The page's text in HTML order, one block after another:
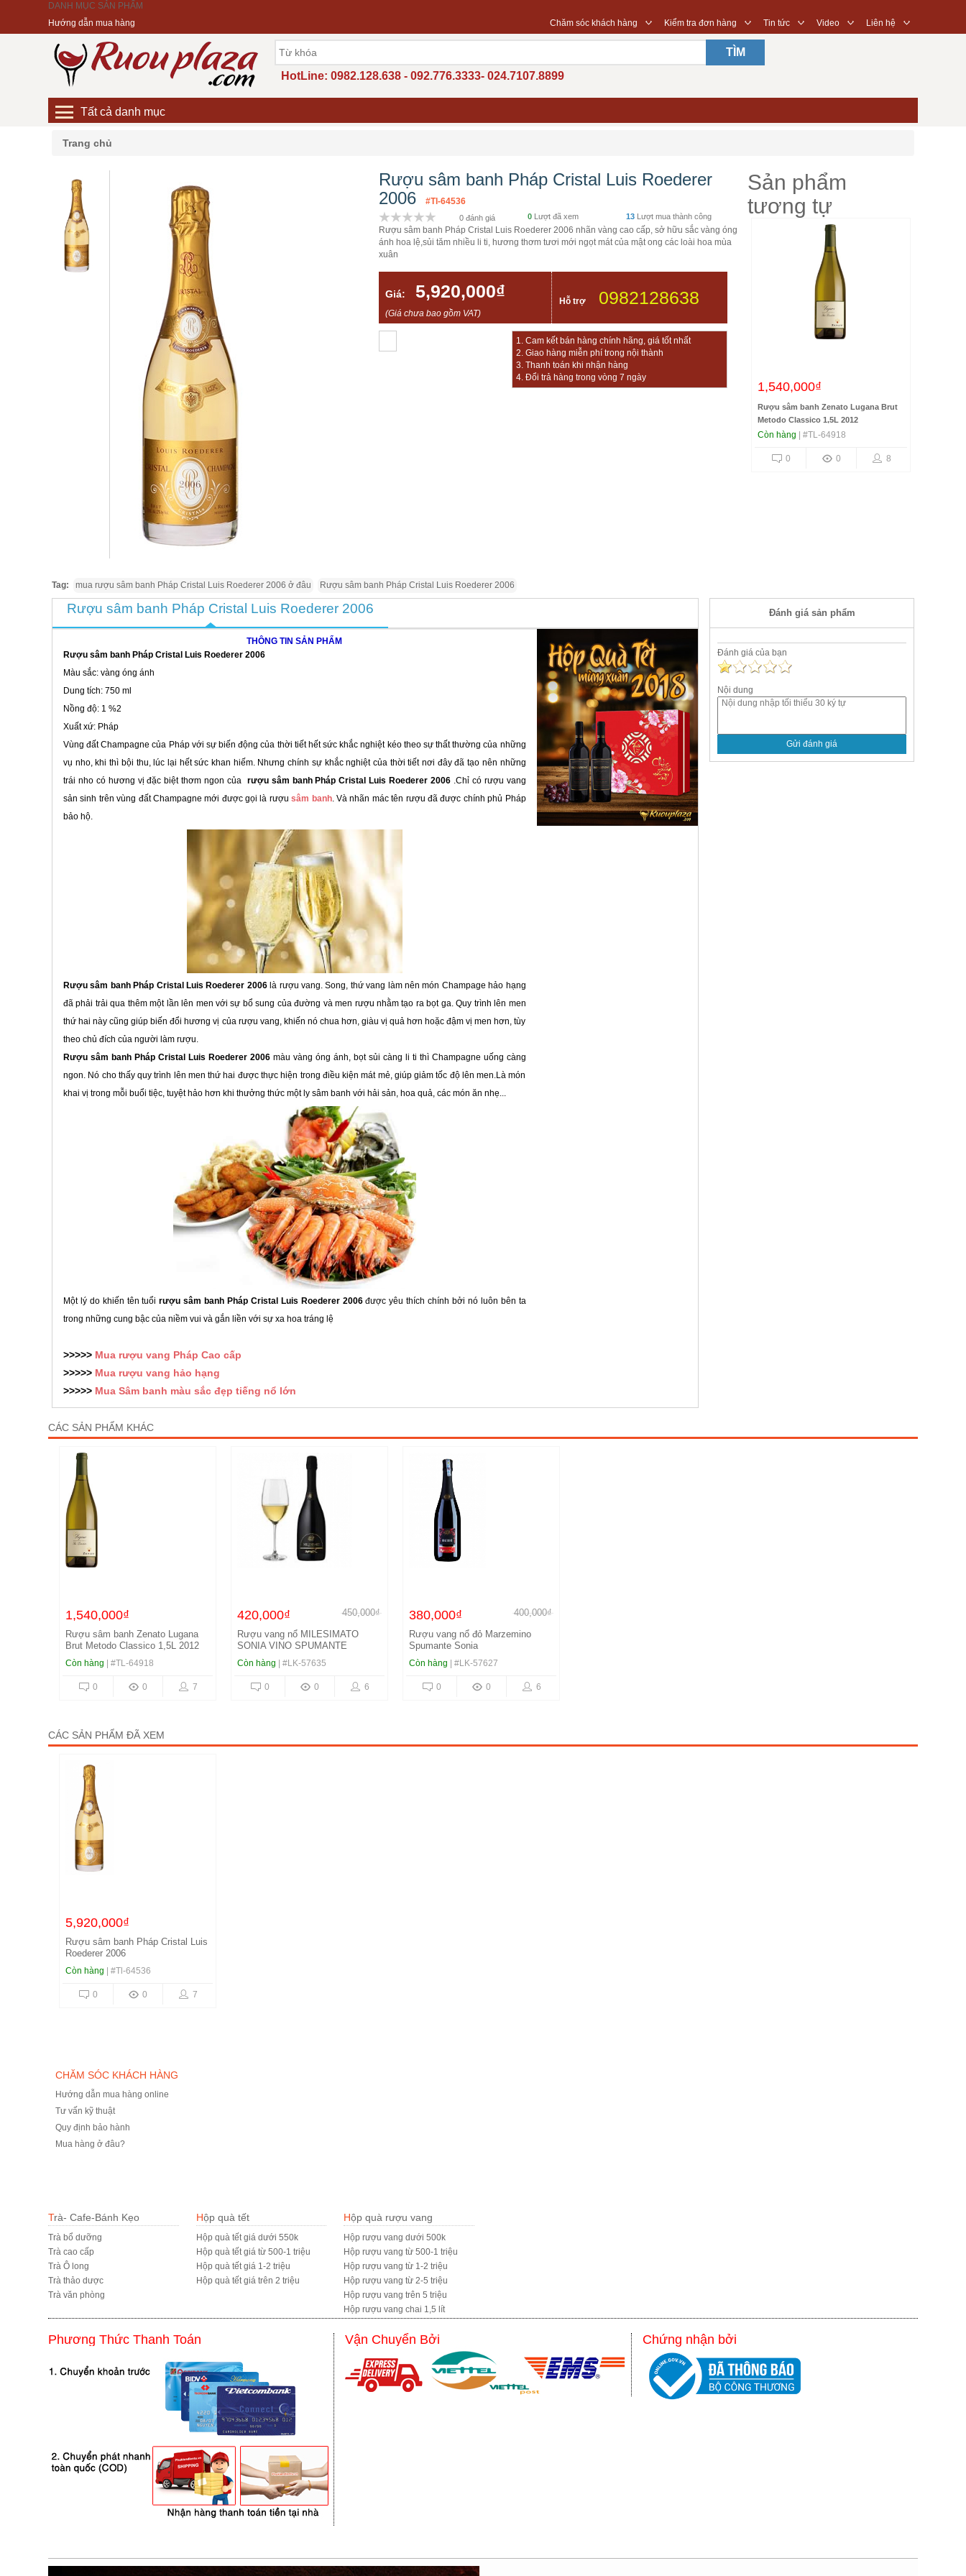
DANH MỤC SẢN PHẨM
Hướng dẫn mua hàng
◇
Chăm sóc khách hàng ◇
Kiểm tra đơn hàng ◇
Tin tức ◇
Video ◇
Liên hệ
TÌM
HotLine: 0982.128.638 - 092.776.3333- 024.7107.8899
Tất cả danh mục
Trang chủ
Tag: mua rượu sâm banh Pháp Cristal Luis Roederer 2006 ở đâu Rượu sâm banh Pháp Cristal Luis Roederer 2006
Rượu sâm banh Pháp Cristal Luis Roederer
2006
#Tl-64536
0 đánh giá 0Lượt đã xem 13 Lượt mua thành công
Rượu sâm banh Pháp Cristal Luis Roederer 2006 nhãn vàng cao cấp, sở hữu sắc vàng óng
ánh hoa lệ,sủi tăm nhiều li ti, hương thơm tươi mới ngọt mát của mật ong các loài hoa mùa
xuân
Giá: 5,920,000₫
(Giá chưa bao gồm VAT)
Hỗ trợ 0982128638
1. Cam kết bán hàng chính hãng, giá tốt nhất
2. Giao hàng miễn phí trong nội thành
3. Thanh toán khi nhận hàng
4. Đổi trả hàng trong vòng 7 ngày
Sản phẩm
tương tự
1,540,000₫
Rượu sâm banh Zenato Lugana Brut
Metodo Classico 1,5L 2012
Còn hàng | #TL-64918
8
0
0
Rượu sâm banh Pháp Cristal Luis Roederer 2006
THÔNG TIN SẢN PHẨM
Rượu sâm banh Pháp Cristal Luis Roederer 2006
Màu sắc: vàng óng ánh
Dung tích: 750 ml
Nồng độ: 1 %2
Xuất xứ: Pháp
Vùng đất Champagne của Pháp với sự biến động của thời tiết hết sức khắc nghiệt kéo theo sự thất thường của những
vụ nho, khi thì bội thu, lúc lại hết sức khan hiếm. Nhưng chính sự khắc nghiệt của thời tiết nơi đây đã tạo nên những
trái nho có hương vị đặc biệt thơm ngon của rượu sâm banh Pháp Cristal Luis Roederer 2006.Chỉ có rượu vang
sản sinh trên vùng đất Champagne mới được gọi là rượusâm banh. Và nhãn mác tên rượu đã được chính phủ Pháp
bảo hộ.
Rượu sâm banh Pháp Cristal Luis Roederer 2006là rượu vang. Song, thứ vang làm nên món Champage hảo hạng
đã phải trải qua thêm một lần lên men với sự bổ sung của đường và men rượu nhằm tạo ra bọt ga. Quy trình lên men
thứ hai này cũng giúp biến đổi hương vị của rượu vang, khiến nó chua hơn, giàu vị quả hơn hoặc đậm vị men hơn, tùy
theo chủ đích của người làm rượu.
Rượu sâm banh Pháp Cristal Luis Roederer 2006 màu vàng óng ánh, bọt sủi càng li ti thì Champagne uống càng
ngon. Nó cho thấy quy trình lên men thứ hai được thực hiện trong điều kiện mát mẻ, giúp giảm tốc độ lên men.Là món
khai vị trong mỗi buổi tiệc, tuyệt hảo hơn khi thưởng thức một ly sâm banh với hải sản, hoa quả, các món ăn nhẹ...
Một lý do khiến tên tuổirượu sâm banh Pháp Cristal Luis Roederer 2006được yêu thích chính bởi nó luôn bên ta
trong những cung bậc của niềm vui và gắn liền với sự xa hoa tráng lệ
>>>>> Mua rượu vang Pháp Cao cấp
>>>>> Mua rượu vang hảo hạng
>>>>> Mua Sâm banh màu sắc đẹp tiếng nổ lớn
Đánh giá sản phẩm
Đánh giá của bạn
Nội dung
Gửi đánh giá
CÁC SẢN PHẨM KHÁC
1,540,000₫
Rượu sâm banh Zenato Lugana
Brut Metodo Classico 1,5L 2012
Còn hàng | #TL-64918
7
0
0
420,000₫
450,000₫
Rượu vang nổ MILESIMATO
SONIA VINO SPUMANTE
BIANCO DRY
Còn hàng | #LK-57635
6
0
0
380,000₫
400,000₫
Rượu vang nổ đỏ Marzemino
Spumante Sonia
Còn hàng | #LK-57627
6
0
0
CÁC SẢN PHẨM ĐÃ XEM
5,920,000₫
Rượu sâm banh Pháp Cristal Luis
Roederer 2006
Còn hàng | #Tl-64536
7
0
0
CHĂM SÓC KHÁCH HÀNG
Hướng dẫn mua hàng online
Tư vấn kỹ thuật
Quy định bảo hành
Mua hàng ở đâu?
Trà- Cafe-Bánh Kẹo
Trà bổ dưỡng
Trà cao cấp
Trà Ô long
Trà thảo dược
Trà văn phòng
Hộp quà tết
Hộp quà tết giá dưới 550k
Hộp quà tết giá từ 500-1 triệu
Hộp quà tết giá 1-2 triệu
Hộp quà tết giá trên 2 triệu
Hộp quà rượu vang
Hộp rượu vang dưới 500k
Hộp rượu vang từ 500-1 triệu
Hộp rượu vang từ 1-2 triệu
Hộp rượu vang từ 2-5 triệu
Hộp rượu vang trên 5 triệu
Hộp rượu vang chai 1,5 lít
Phương Thức Thanh Toán Vận Chuyển Bởi Chứng nhận bởi